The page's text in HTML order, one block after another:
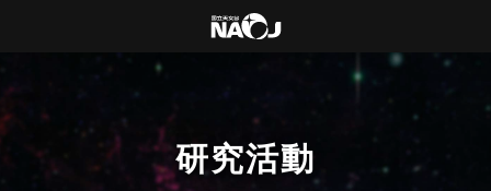
研究活動